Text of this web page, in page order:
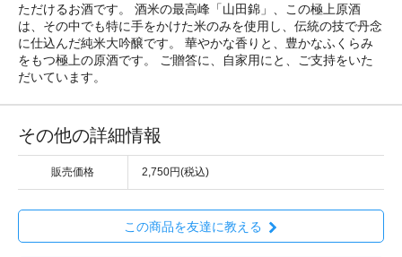
ただけるお酒です。 酒米の最高峰「山田錦」、この極上原酒
は、その中でも特に手をかけた米のみを使用し、伝統の技で丹念
に仕込んだ純米大吟醸です。 華やかな香りと、豊かなふくらみ
をもつ極上の原酒です。 ご贈答に、自家用にと、ご支持をいた
だいています。
その他の詳細情報
販売価格 2,750円(税込)
この商品を友達に教える